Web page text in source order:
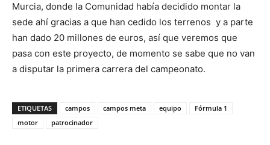
Murcia, donde la Comunidad había decidido montar la
sede ahí gracias a que han cedido los terrenos y a parte
han dado 20 millones de euros, así que veremos que
pasa con este proyecto, de momento se sabe que no van
a disputar la primera carrera del campeonato.
ETIQUETAS campos campos meta equipo
Fórmula 1
motor
patrocinador